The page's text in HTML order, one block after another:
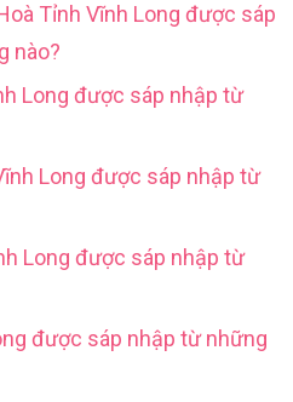
Tỉnh Vĩnh Long được sáp
nào?
Long được sáp nhập từ
Long được sáp nhập từ
Long được sáp nhập từ
được sáp nhập từ những